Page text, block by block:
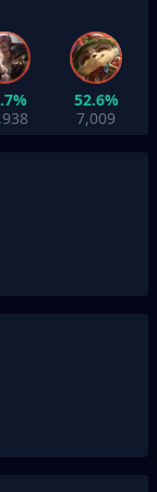
52.6%
7,009